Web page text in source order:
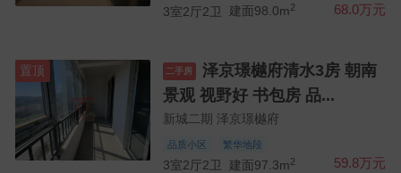
3室2厅2卫 建面98.0m2 68.0万元
置顶 二手房
景观 视野好 书包房 品...
新城二期 泽京璟樾府
品质小区 繁华地段
3室2厅2卫 建面97.3m2 59.8万元